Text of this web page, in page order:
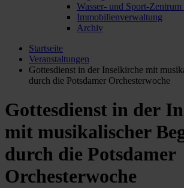
Wasser- und Sport-
Immobilienverwaltung
Archiv
Startseite
Veranstaltungen
Gottesdienst in der Inselkirche mit
durch die Potsdamer Orchesterwoche
Gottesdienst in der
mit musikalischer
durch die Potsdamer
Orchesterwoche